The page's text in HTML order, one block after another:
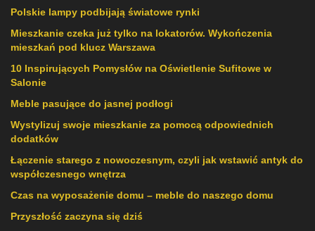
Polskie lampy podbijają światowe rynki
Mieszkanie czeka już tylko na lokatorów. Wykończenia
mieszkań pod klucz Warszawa
10 Inspirujących Pomysłów na Oświetlenie Sufitowe w
Salonie
Meble pasujące do jasnej podłogi
Wystylizuj swoje mieszkanie za pomocą odpowiednich
dodatków
Łączenie starego z nowoczesnym, czyli jak wstawić antyk do
współczesnego wnętrza
Czas na wyposażenie domu – meble do naszego domu
Przyszłość zaczyna się dziś